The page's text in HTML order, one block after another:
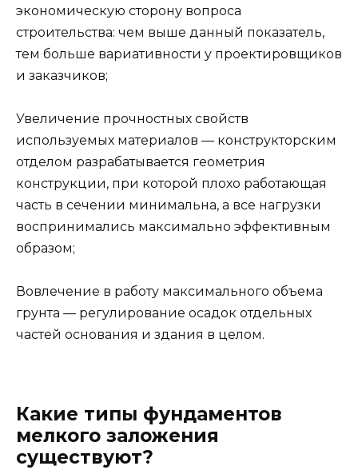
экономическую сторону вопроса
строительства: чем выше данный показатель,
тем больше вариативности у проектировщиков
и заказчиков;
Увеличение прочностных свойств
используемых материалов — конструкторским
отделом разрабатывается геометрия
конструкции, при которой плохо работающая
часть в сечении минимальна, а все нагрузки
воспринимались максимально эффективным
образом;
Вовлечение в работу максимального объема
грунта — регулирование осадок отдельных
частей основания и здания в целом.
Какие типы фундаментов
мелкого заложения
существуют?